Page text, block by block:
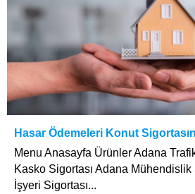
Hasar Ödemeleri Konut
Menu Anasayfa Ürünler Adana
Kasko Sigortası Adana Mühendislik
İşyeri Sigortası...